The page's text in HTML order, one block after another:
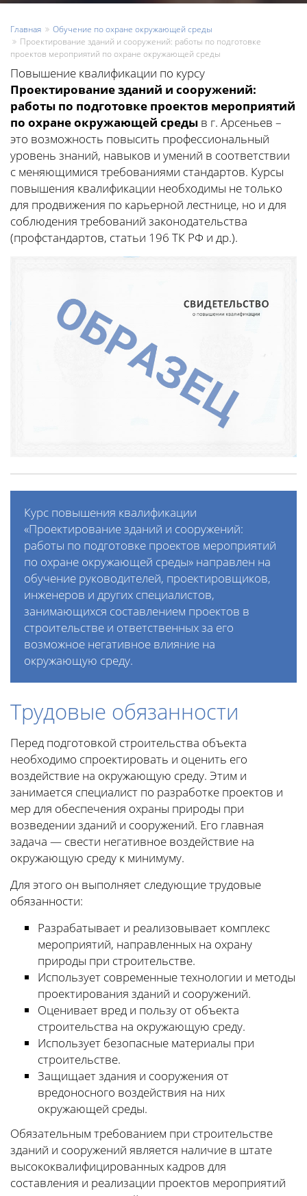
Главная
Обучение по охране окружающей среды
Проектирование зданий и сооружений: работы по подготовке
проектов мероприятий по охране окружающей среды
Повышение квалификации по курсу
Проектирование зданий и сооружений:
работы по подготовке проектов мероприятий
по охране окружающей среды в г. Арсеньев –
это возможность повысить профессиональный
уровень знаний, навыков и умений в соответствии
с меняющимися требованиями стандартов. Курсы
повышения квалификации необходимы не только
для продвижения по карьерной лестнице, но и для
соблюдения требований законодательства
(профстандартов, статьи 196 ТК РФ и др.).
Курс повышения квалификации
«Проектирование зданий и сооружений:
работы по подготовке проектов мероприятий
по охране окружающей среды» направлен на
обучение руководителей, проектировщиков,
инженеров и других специалистов,
занимающихся составлением проектов в
строительстве и ответственных за его
возможное негативное влияние на
окружающую среду.
Трудовые обязанности
Перед подготовкой строительства объекта
необходимо спроектировать и оценить его
воздействие на окружающую среду. Этим и
занимается специалист по разработке проектов и
мер для обеспечения охраны природы при
возведении зданий и сооружений. Его главная
задача — свести негативное воздействие на
окружающую среду к минимуму.
Для этого он выполняет следующие трудовые
обязанности:
Разрабатывает и реализовывает комплекс
мероприятий, направленных на охрану
природы при строительстве.
Использует современные технологии и методы
проектирования зданий и сооружений.
Оценивает вред и пользу от объекта
строительства на окружающую среду.
Использует безопасные материалы при
строительстве.
Защищает здания и сооружения от
вредоносного воздействия на них
окружающей среды.
Обязательным требованием при строительстве
зданий и сооружений является наличие в штате
высококвалифицированных кадров для
составления и реализации проектов мероприятий